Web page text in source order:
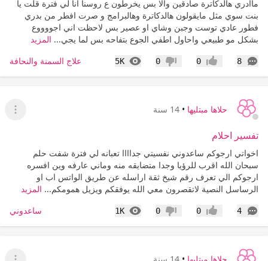
ماادري هالدكاترة صادقين والا بس يخرطون ع روسنا انا لي فترة قلت يا
بنت سوي مثل مايقولون هالدكاترة وهالبرامج و صرت افطر من بدري
فطور عادي توست وجبن وشاي او عصير بس لاحظت اني اجووووع
بشكل مو طبيعي واحاول اطفي الجوع بتفاحه بس لما يجي... المزيد
8
التعليقات إعجاب0 عدم إعجاب
0
5K
المشاهدات علاج السمنة والنحافة
حلاها مبتليها • 14 سنة
عرض
تفسير احلام
اخواتي ارجوكم ساعدوني نفسيتي جداااا تعبانه لي فترة شفت حلم
سبحان الله اقرب للرؤيا وجدا متضايقه منه وماني عارفه وين افسره
ارجوكم الي تعرف رقم شيخ ثقة اراسله عن طريق الواتس اب او
الرساسل النصية لاتقصرون معي الله يوفقكم ويزيل همومكم... المزيد
4
التعليقات إعجاب0 عدم إعجاب
0
1K
المشاهدات ساعدوني
حلاها مبتليها • 14 سنة